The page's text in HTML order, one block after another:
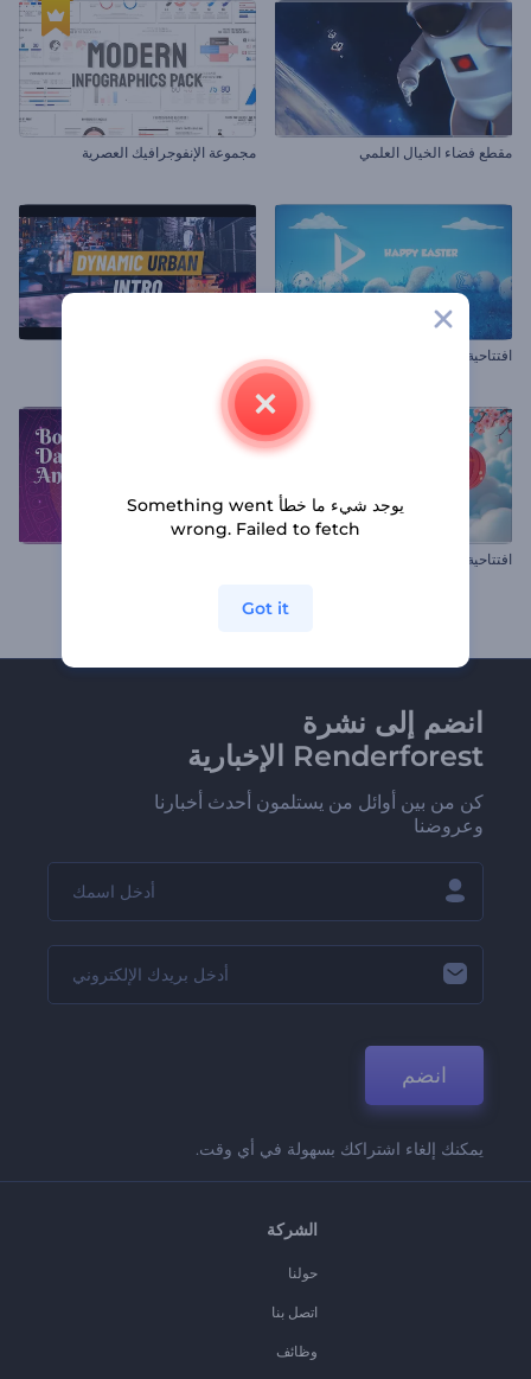
مقطع فضاء الخيال العلمي مجموعة الإنفوجرافيك العصرية
افتتاحية واقعية لأرنب شم النسيم
افتتاحية العام الصيني الجديد المزهرة
انضم إلى نشرة
Renderforest الإخبارية
كن من بين أوائل من يستلمون أحدث أخبارنا
وعروضنا
انضم
يمكنك إلغاء اشتراكك بسهولة في أي وقت.
الشركة
حولنا
اتصل بنا
وظائف
يوجد شيء ما خطأ Something went
wrong. Failed to fetch
Got it